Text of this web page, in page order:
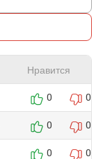
Нравится
0 0
0 0
0 0